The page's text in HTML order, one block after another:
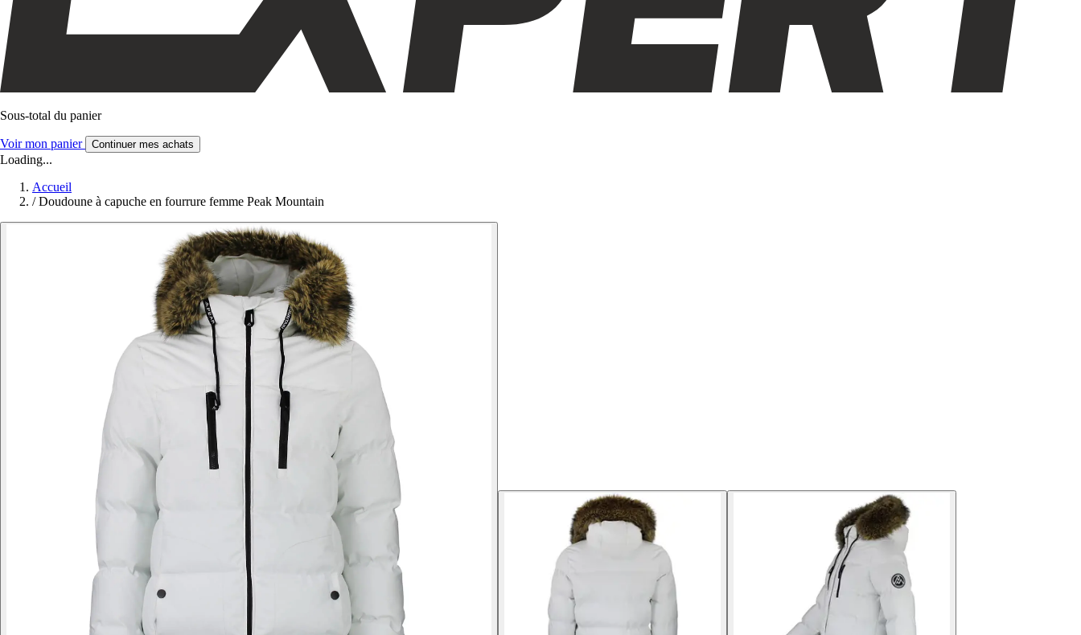
Sous-total du panier
Voir mon panier Continuer mes achats
Loading...
Accueil
/ Doudoune à capuche en fourrure femme Peak Mountain